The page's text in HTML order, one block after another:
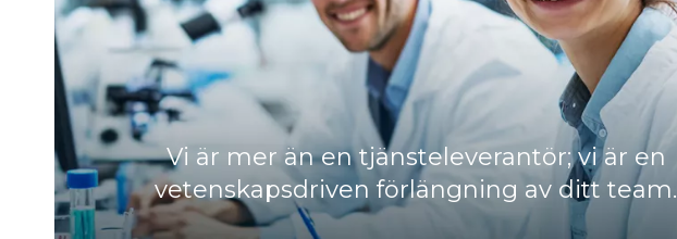
Vi är mer än en tjänsteleverantör; vi är en
vetenskapsdriven förlängning av ditt team.